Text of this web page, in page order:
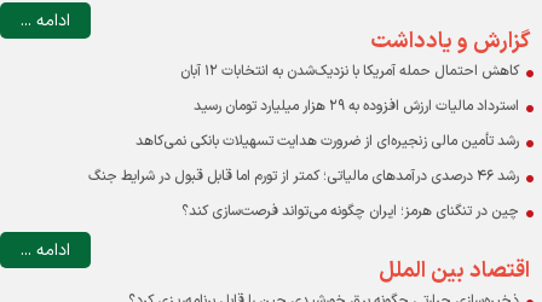
ادامه ...
گزارش و یادداشت
کاهش احتمال حمله آمریکا با نزدیک‌شدن به انتخابات ۱۲ آبان
استرداد مالیات ارزش افزوده به ۲۹ هزار میلیارد تومان رسید
رشد تأمین مالی زنجیره‌ای از ضرورت هدایت تسهیلات بانکی نمی‌کاهد
رشد ۴۶ درصدی درآمدهای مالیاتی؛ کمتر از تورم اما قابل قبول در شرایط جنگ
چین در تنگنای هرمز؛ ایران چگونه می‌تواند فرصت‌سازی کند؟
ادامه ...
اقتصاد بین الملل